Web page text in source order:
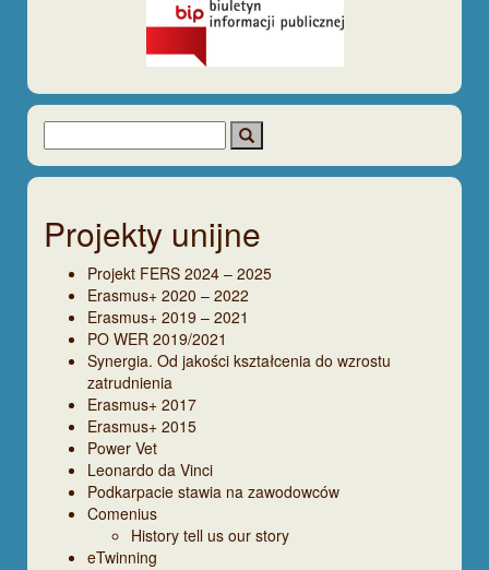
Projekty unijne
Projekt FERS 2024 – 2025
Erasmus+ 2020 – 2022
Erasmus+ 2019 – 2021
PO WER 2019/2021
Synergia. Od jakości kształcenia do wzrostu
zatrudnienia
Erasmus+ 2017
Erasmus+ 2015
Power Vet
Leonardo da Vinci
Podkarpacie stawia na zawodowców
Comenius
History tell us our story
eTwinning